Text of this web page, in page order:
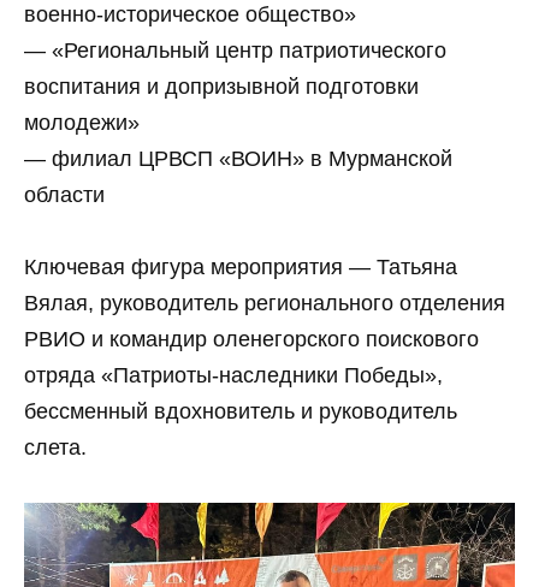
военно-историческое общество»
— «Региональный центр патриотического
воспитания и допризывной подготовки
молодежи»
— филиал ЦРВСП «ВОИН» в Мурманской
области
Ключевая фигура мероприятия — Татьяна
Вялая, руководитель регионального отделения
РВИО и командир оленегорского поискового
отряда «Патриоты-наследники Победы»,
бессменный вдохновитель и руководитель
слета.